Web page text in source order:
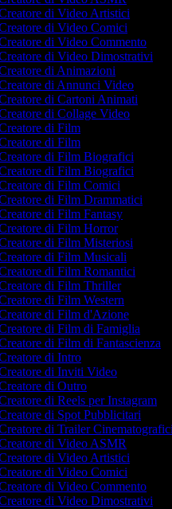
di Video Artistici
di Video Comici
di Video Commento
di Video Dimostrativi
di Animazioni
di Annunci Video
di Cartoni Animati
di Collage Video
di Film
di Film
di Film Biografici
di Film Biografici
di Film Comici
di Film Drammatici
di Film Fantasy
di Film Horror
di Film Misteriosi
di Film Musicali
di Film Romantici
di Film Thriller
di Film Western
di Film d'Azione
di Film di Famiglia
di Film di Fantascienza
di Intro
di Inviti Video
di Outro
di Reels per Instagram
di Spot Pubblicitari
di Trailer Cinematografici
di Video ASMR
di Video Artistici
di Video Comici
di Video Commento
di Video Dimostrativi